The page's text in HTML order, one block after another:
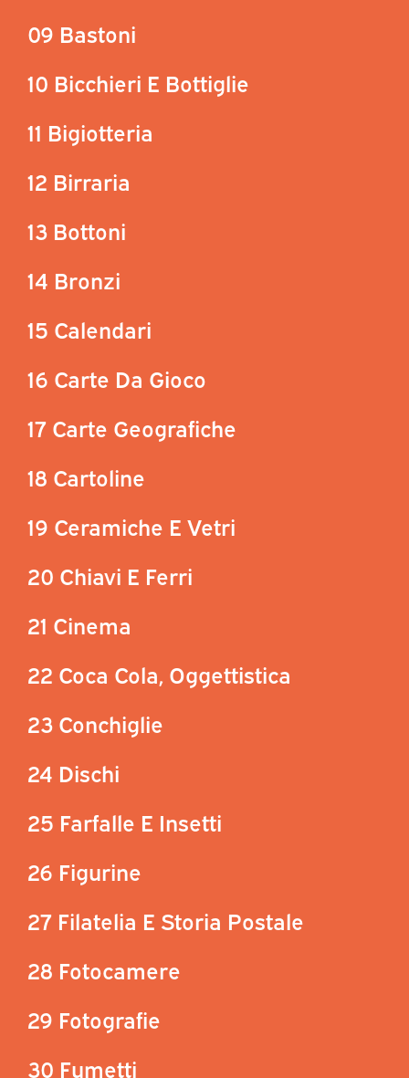
09 Bastoni
10 Bicchieri E Bottiglie
11 Bigiotteria
12 Birraria
13 Bottoni
14 Bronzi
15 Calendari
16 Carte Da Gioco
17 Carte Geografiche
18 Cartoline
19 Ceramiche E Vetri
20 Chiavi E Ferri
21 Cinema
22 Coca Cola, Oggettistica
23 Conchiglie
24 Dischi
25 Farfalle E Insetti
26 Figurine
27 Filatelia E Storia Postale
28 Fotocamere
29 Fotografie
30 Fumetti